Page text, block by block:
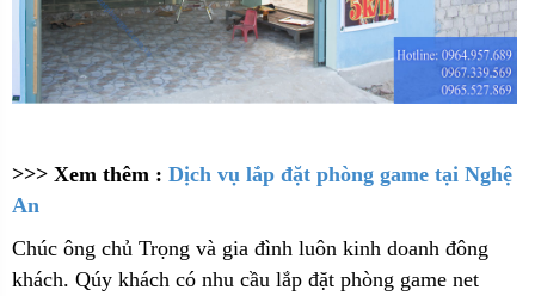
>>> Xem thêm : Dịch vụ lắp đặt phòng game tại Nghệ
An
Chúc ông chủ Trọng và gia đình luôn kinh doanh đông
khách. Qúy khách có nhu cầu lắp đặt phòng game net